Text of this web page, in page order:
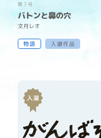
第７号
バトンと鼻の穴
文月 レオ
物語 入選作品